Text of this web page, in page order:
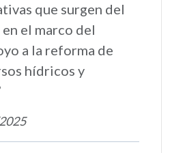
que surgen del
el marco del
a la reforma de
hídricos y